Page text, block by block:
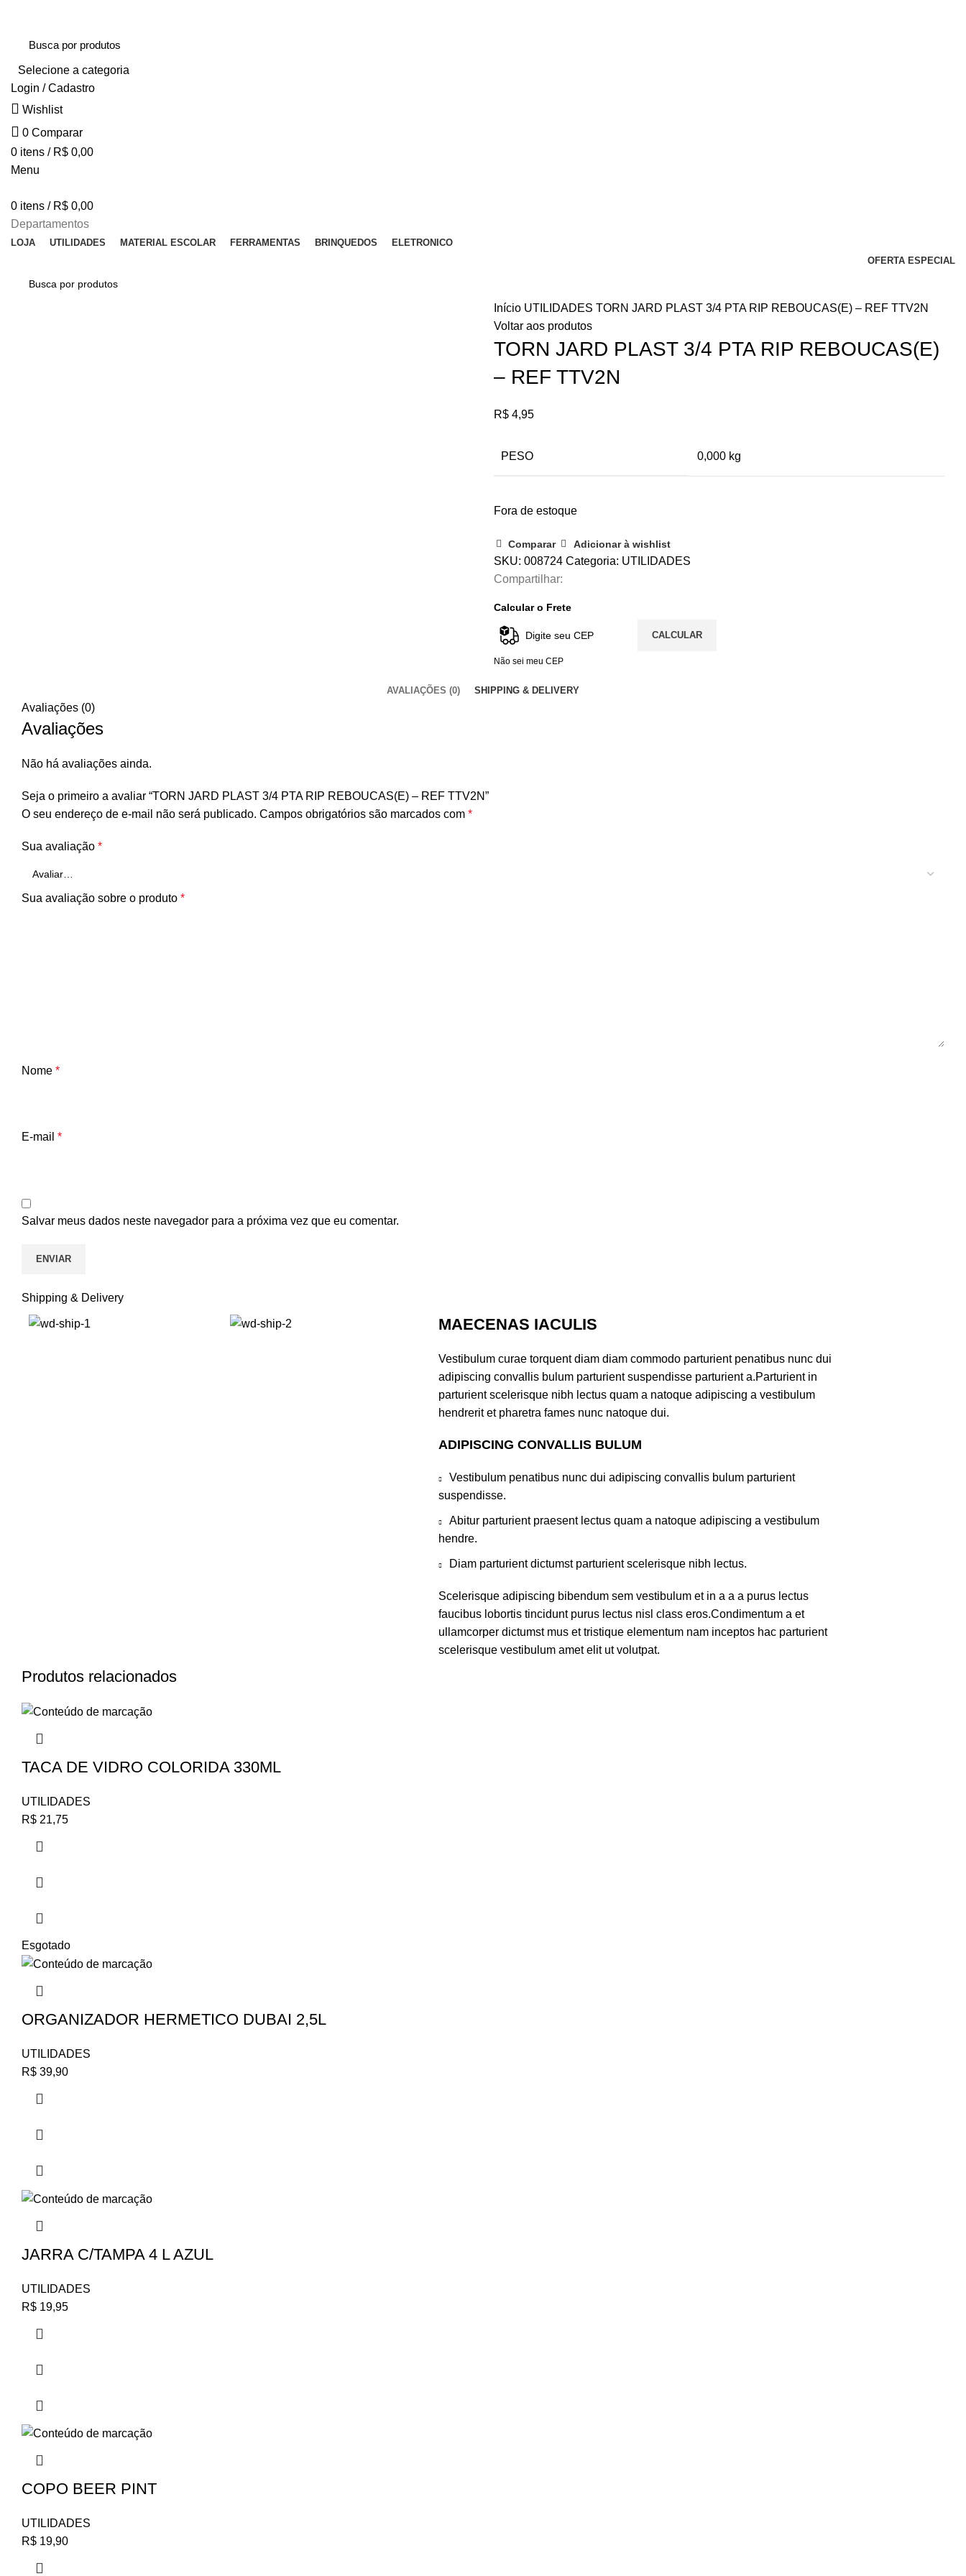
Selecione a categoria
Login / Cadastro
Wishlist
0 Comparar
0 itens / R$ 0,00
Menu
0 itens / R$ 0,00
Departamentos
LOJA UTILIDADES MATERIAL ESCOLAR FERRAMENTAS BRINQUEDOS
ELETRONICO
OFERTA ESPECIAL
Início UTILIDADES TORN JARD PLAST 3/4 PTA RIP REBOUCAS(E) – REF TTV2N
Voltar aos produtos
TORN JARD PLAST 3/4 PTA RIP REBOUCAS(E)
– REF TTV2N
R$ 4,95
PESO 0,000 kg
Fora de estoque
Comparar Adicionar à wishlist
SKU: 008724 Categoria: UTILIDADES
Compartilhar:
Calcular o Frete
CALCULAR
Não sei meu CEP
AVALIAÇÕES (0) SHIPPING & DELIVERY
Avaliações (0)
Avaliações
Não há avaliações ainda.
Seja o primeiro a avaliar “TORN JARD PLAST 3/4 PTA RIP REBOUCAS(E) – REF TTV2N”
O seu endereço de e-mail não será publicado. Campos obrigatórios são marcados com *
Sua avaliação *
Sua avaliação sobre o produto *
Nome *
E-mail *
Salvar meus dados neste navegador para a próxima vez que eu comentar.
Shipping & Delivery
MAECENAS IACULIS
Vestibulum curae torquent diam diam commodo parturient penatibus nunc dui
adipiscing convallis bulum parturient suspendisse parturient a.Parturient in
parturient scelerisque nibh lectus quam a natoque adipiscing a vestibulum
hendrerit et pharetra fames nunc natoque dui.
ADIPISCING CONVALLIS BULUM
Vestibulum penatibus nunc dui adipiscing convallis bulum parturient
suspendisse.
Abitur parturient praesent lectus quam a natoque adipiscing a vestibulum
hendre.
Diam parturient dictumst parturient scelerisque nibh lectus.
Scelerisque adipiscing bibendum sem vestibulum et in a a a purus lectus
faucibus lobortis tincidunt purus lectus nisl class eros.Condimentum a et
ullamcorper dictumst mus et tristique elementum nam inceptos hac parturient
scelerisque vestibulum amet elit ut volutpat.
Produtos relacionados
TACA DE VIDRO COLORIDA 330ML
UTILIDADES
R$ 21,75
Esgotado
ORGANIZADOR HERMETICO DUBAI 2,5L
UTILIDADES
R$ 39,90
JARRA C/TAMPA 4 L AZUL
UTILIDADES
R$ 19,95
COPO BEER PINT
UTILIDADES
R$ 19,90